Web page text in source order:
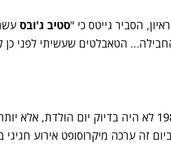
הסביר גייטס כי "סטיב ג'ובס
הטאבלטים שעשיתי לפני כן
אפשר לומר שה-10 בנובמבר 1983 לא היה בדיוק יום